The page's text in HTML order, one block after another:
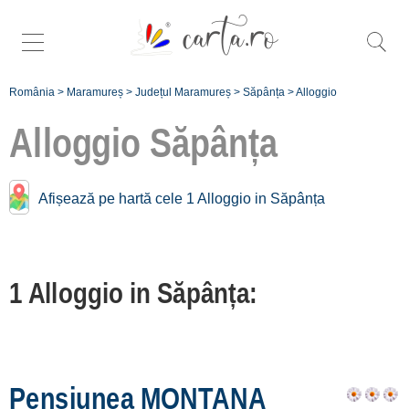
România > Maramureș > Județul Maramureș > Săpânța >Alloggio
Alloggio Săpânța
Afișează pe hartă cele 1 Alloggio in Săpânța
1 Alloggio in Săpânța:
Pensiunea MONTANA
Alloggio vicino a
Săpânța:
[2 offers a 15.5 km]
[3 offers a 23.8 km]